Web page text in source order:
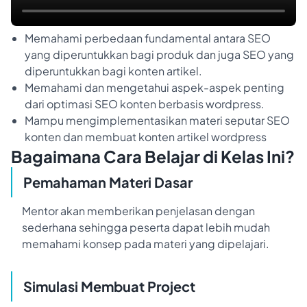
Memahami perbedaan fundamental antara SEO
yang diperuntukkan bagi produk dan juga SEO yang
diperuntukkan bagi konten artikel.
Memahami dan mengetahui aspek-aspek penting
dari optimasi SEO konten berbasis wordpress.
Mampu mengimplementasikan materi seputar SEO
konten dan membuat konten artikel wordpress
Bagaimana Cara Belajar di Kelas Ini?
Pemahaman Materi Dasar
Mentor akan memberikan penjelasan dengan
sederhana sehingga peserta dapat lebih mudah
memahami konsep pada materi yang dipelajari.
Simulasi Membuat Project